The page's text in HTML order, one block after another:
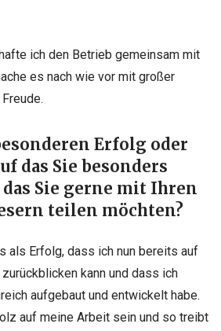
ich den Betrieb gemeinsam mit
es nach wie vor mit großer
Erfolg oder
das Sie besonders
Sie gerne mit Ihren
teilen möchten?
als Erfolg, dass ich nun bereits auf
kann und dass ich
aufgebaut und entwickelt habe.
auf meine Arbeit sein und so treibt